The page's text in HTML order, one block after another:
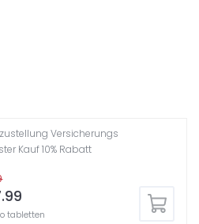
tabletten
Versicherungs
Kauf 10% Rabatt